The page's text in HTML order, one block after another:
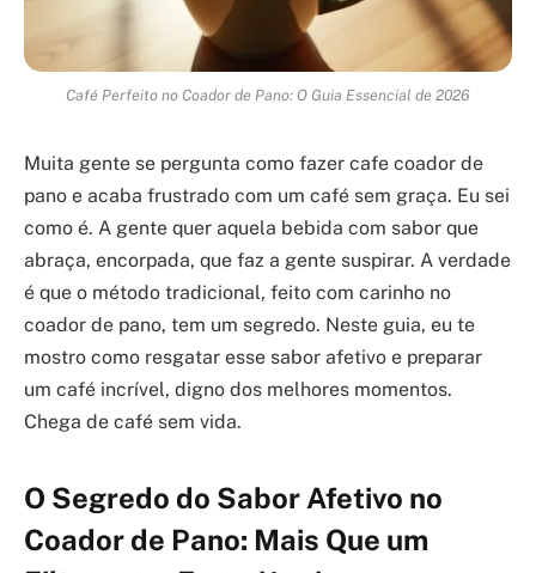
Café Perfeito no Coador de Pano: O Guia Essencial de 2026
Muita gente se pergunta como fazer cafe coador de
pano e acaba frustrado com um café sem graça. Eu sei
como é. A gente quer aquela bebida com sabor que
abraça, encorpada, que faz a gente suspirar. A verdade
é que o método tradicional, feito com carinho no
coador de pano, tem um segredo. Neste guia, eu te
mostro como resgatar esse sabor afetivo e preparar
um café incrível, digno dos melhores momentos.
Chega de café sem vida.
O Segredo do Sabor Afetivo no
Coador de Pano: Mais Que um